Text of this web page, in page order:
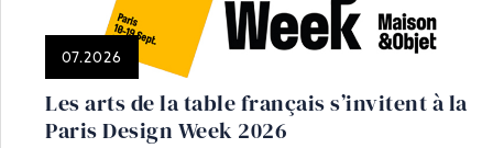
07.2026
Les arts de la table français s’invitent à la
Paris Design Week 2026